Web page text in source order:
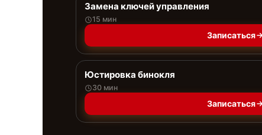
Замена ключей управления
15 мин
Записаться
Юстировка бинокля
30 мин
Записаться